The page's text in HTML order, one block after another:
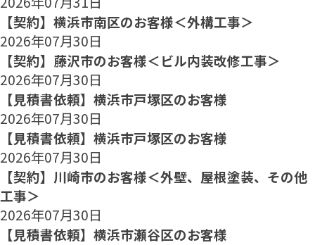
【契約】横浜市南区のお客様＜外構工事＞
2026年07月30日
【契約】藤沢市のお客様＜ビル内装改修工事＞
2026年07月30日
【見積書依頼】横浜市戸塚区のお客様
2026年07月30日
【見積書依頼】横浜市戸塚区のお客様
2026年07月30日
【契約】川崎市のお客様＜外壁、屋根塗装、その他
工事＞
2026年07月30日
【見積書依頼】横浜市瀬谷区のお客様